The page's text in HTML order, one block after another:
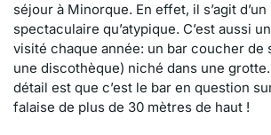
séjour à Minorque. En effet, il s’agit
spectaculaire qu’atypique. C’est aussi
visité chaque année: un bar coucher de
une discothèque) niché dans une grotte.
détail est que c’est le bar en question
falaise de plus de 30 mètres de haut !